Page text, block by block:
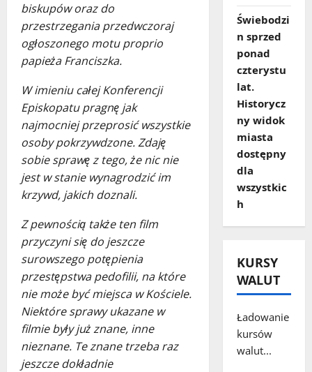
biskupów oraz do
przestrzegania przedwczoraj
ogłoszonego motu proprio
papieża Franciszka.
W imieniu całej Konferencji
Episkopatu pragnę jak
najmocniej przeprosić wszystkie
osoby pokrzywdzone. Zdaję
sobie sprawę z tego, że nic nie
jest w stanie wynagrodzić im
krzywd, jakich doznali.
Z pewnością także ten film
przyczyni się do jeszcze
surowszego potępienia
przestępstwa pedofilii, na które
nie może być miejsca w Kościele.
Niektóre sprawy ukazane w
filmie były już znane, inne
nieznane. Te znane trzeba raz
jeszcze dokładnie
Świebodzi
n sprzed
ponad
czterystu
lat.
Historycz
ny widok
miasta
dostępny
dla
wszystkic
h
KURSY
WALUT
Ładowanie
kursów
walut...